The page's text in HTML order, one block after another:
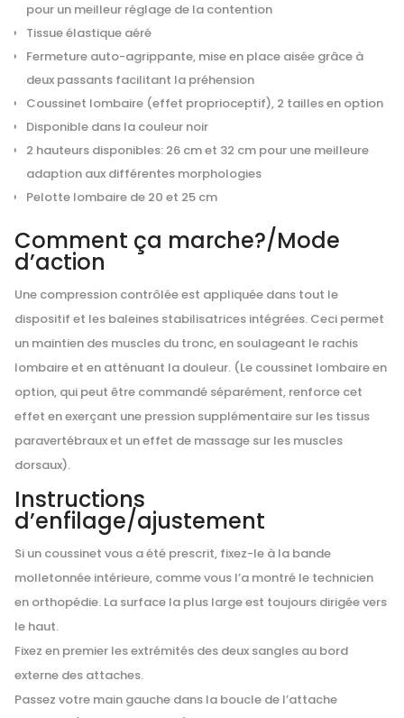
pour un meilleur réglage de la contention
Tissue élastique aéré
Fermeture auto-agrippante, mise en place aisée grâce à
deux passants facilitant la préhension
Coussinet lombaire (effet proprioceptif), 2 tailles en option
Disponible dans la couleur noir
2 hauteurs disponibles: 26 cm et 32 cm pour une meilleure
adaption aux différentes morphologies
Pelotte lombaire de 20 et 25 cm
Comment ça marche?/Mode
d’action
Une compression contrôlée est appliquée dans tout le
dispositif et les baleines stabilisatrices intégrées. Ceci permet
un maintien des muscles du tronc, en soulageant le rachis
lombaire et en atténuant la douleur. (Le coussinet lombaire en
option, qui peut être commandé séparément, renforce cet
effet en exerçant une pression supplémentaire sur les tissus
paravertébraux et un effet de massage sur les muscles
dorsaux).
Instructions
d’enfilage/ajustement
Si un coussinet vous a été prescrit, fixez-le à la bande
molletonnée intérieure, comme vous l’a montré le technicien
en orthopédie. La surface la plus large est toujours dirigée vers
le haut.
Fixez en premier les extrémités des deux sangles au bord
externe des attaches.
Passez votre main gauche dans la boucle de l’attache